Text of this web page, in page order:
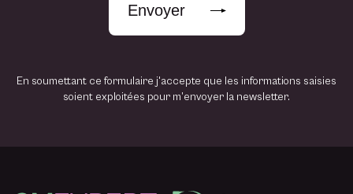
Envoyer
En soumettant ce formulaire j'accepte que les informations saisies
soient exploitées pour m’envoyer la newsletter.